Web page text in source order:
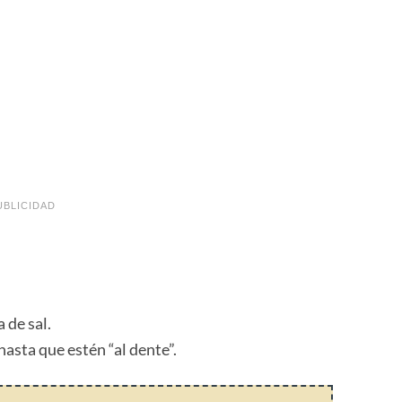
de sal.
que estén “al dente”.